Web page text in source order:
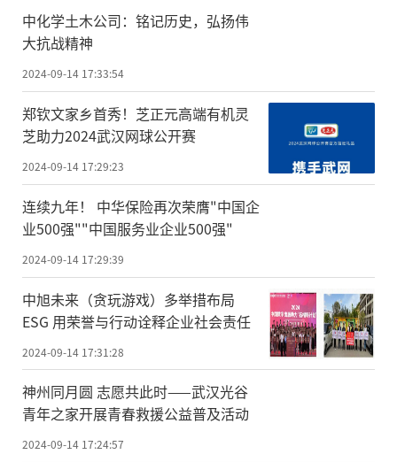
中化学土木公司：铭记历史，弘扬伟
大抗战精神
2024-09-14 17:33:54
郑钦文家乡首秀！芝正元高端有机灵
芝助力2024武汉网球公开赛
2024-09-14 17:29:23
连续九年！ 中华保险再次荣膺"中国企
业500强""中国服务业企业500强"
2024-09-14 17:29:39
中旭未来（贪玩游戏）多举措布局
ESG 用荣誉与行动诠释企业社会责任
2024-09-14 17:31:28
神州同月圆 志愿共此时——武汉光谷
青年之家开展青春救援公益普及活动
2024-09-14 17:24:57